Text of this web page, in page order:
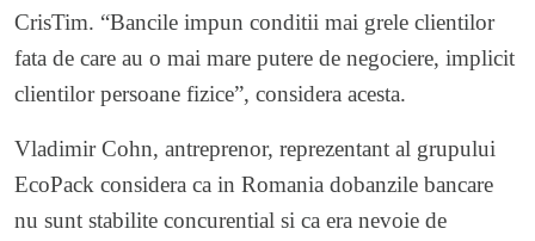
CrisTim. “Bancile impun conditii mai grele clientilor
fata de care au o mai mare putere de negociere, implicit
clientilor persoane fizice”, considera acesta.
Vladimir Cohn, antreprenor, reprezentant al grupului
EcoPack considera ca in Romania dobanzile bancare
nu sunt stabilite concurential si ca era nevoie de